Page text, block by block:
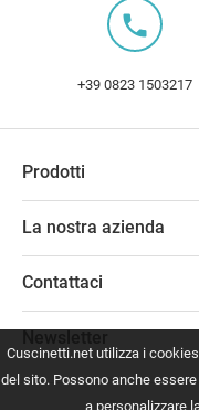
local_phone
+39 0823 1503217
Prodotti
La nostra azienda
Contattaci
Cuscinetti.net utilizza i
del sito. Possono anche
a personalizzare